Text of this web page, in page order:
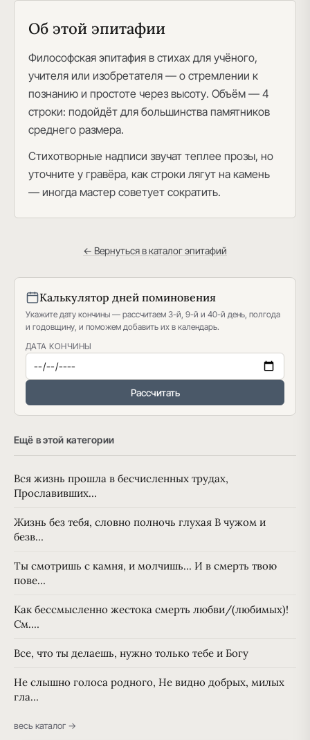
Об этой эпитафии
Философская эпитафия в стихах для учёного,
учителя или изобретателя — о стремлении к
познанию и простоте через высоту. Объём — 4
строки: подойдёт для большинства памятников
среднего размера.
Стихотворные надписи звучат теплее прозы, но
уточните у гравёра, как строки лягут на камень
— иногда мастер советует сократить.
← Вернуться в каталог эпитафий
Калькулятор дней поминовения
Укажите дату кончины — рассчитаем 3-й, 9-й и 40-й день, полгода
и годовщину, и поможем добавить их в календарь.
ДАТА КОНЧИНЫ
Рассчитать
Ещё в этой категории
Вся жизнь прошла в бесчисленных трудах,
Прославивших…
Жизнь без тебя, словно полночь глухая В чужом и
безв…
Ты смотришь с камня, и молчишь… И в смерть твою
пове…
Как бессмысленно жестока смерть любви/(любимых)!
См.…
Все, что ты делаешь, нужно только тебе и Богу
Не слышно голоса родного, Не видно добрых, милых
гла…
весь каталог →